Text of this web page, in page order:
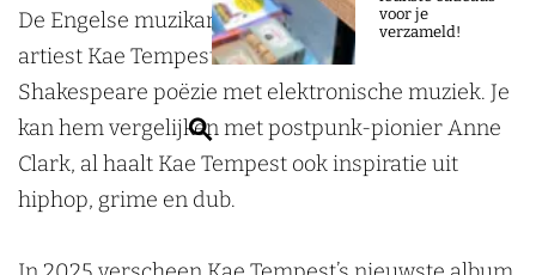
voor je
verzameld!
Z
o
e
ts
t
D
o
o
r
n
r
o
o
s
j
e
P
o
p
m
D
o
o
r
n
o
De Engelse muzikant, schrijver en spoken word-
artiest Kae Tempest mixt als een moderne
Shakespeare poëzie met elektronische muziek. Je
kan hem vergelijken met postpunk-pionier Anne
Clark, al haalt Kae Tempest ook inspiratie uit
hiphop, grime en dub.